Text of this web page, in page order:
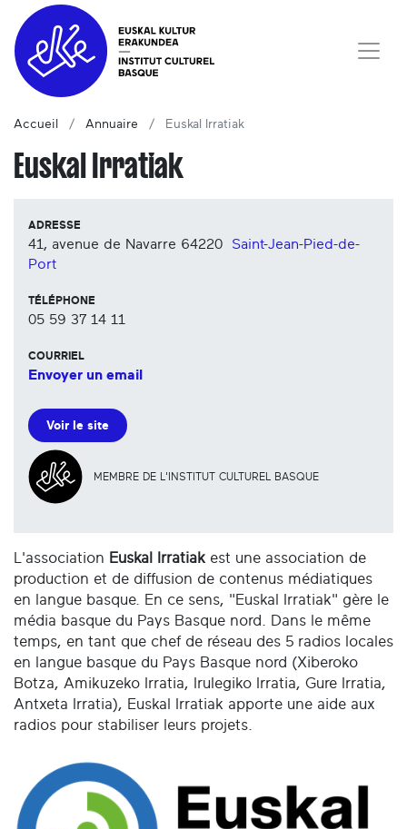
Accueil Annuaire Euskal Irratiak
Euskal Irratiak
ADRESSE
41, avenue de Navarre 64220
Saint-Jean-Pied-de-
Port
TÉLÉPHONE
05 59 37 14 11
COURRIEL
Envoyer un email
Voir le site
MEMBRE DE L'INSTITUT CULTUREL BASQUE
L'association Euskal Irratiak est une association de
production et de diffusion de contenus médiatiques
en langue basque. En ce sens, "Euskal Irratiak" gère le
média basque du Pays Basque nord. Dans le même
temps, en tant que chef de réseau des 5 radios locales
en langue basque du Pays Basque nord (Xiberoko
Botza, Amikuzeko Irratia, Irulegiko Irratia, Gure Irratia,
Antxeta Irratia), Euskal Irratiak apporte une aide aux
radios pour stabiliser leurs projets.